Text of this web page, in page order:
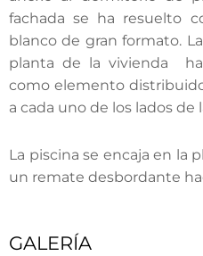
fachada se ha resuelto
blanco de gran formato.
planta de la vivienda
como elemento
a cada uno de los lados de
La piscina se encaja en la
un remate desbordante
GALERÍA